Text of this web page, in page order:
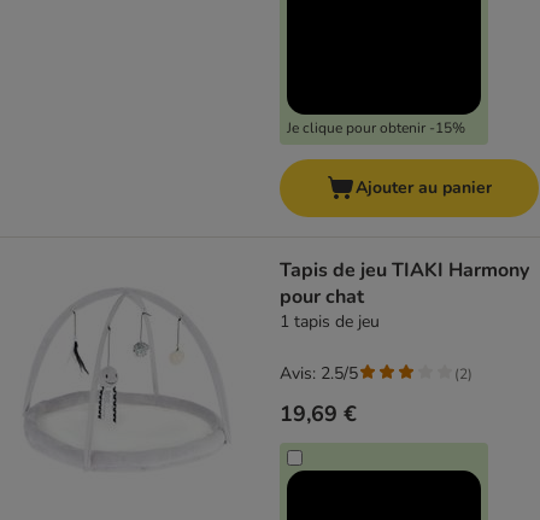
Je clique pour obtenir -15%
Ajouter au panier
Tapis de jeu TIAKI Harmony
pour chat
1 tapis de jeu
19,69 €
Avis: 2.5/5 (2)